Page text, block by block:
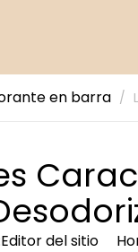
en barra /
del sitio